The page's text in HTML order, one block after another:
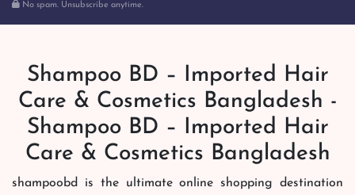
No spam. Unsubscribe anytime.
Shampoo BD – Imported Hair
Care & Cosmetics Bangladesh -
Shampoo BD – Imported Hair
Care & Cosmetics Bangladesh
shampoobd is the ultimate online shopping destination